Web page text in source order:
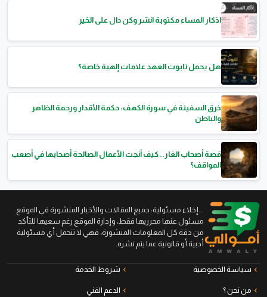
اذكار المساء مكتوبة انشر وكن دال على الخير
هل يحمل تابوت العهد علامات إلهية خاصة؟
خرق السفينة في سورة الكهف: حكمة الأقدار ورحمة الظاهر
والباطن
قصة أصحاب الغار.. كيف أنجت الأعمال الصالحة أصحابها في أصعب
المواقف؟
...إخلاء مسئولية: جميع المقالات والأخبار المنشورة في الموقع
مسئول عنها محرريها فقط، وإدارة الموقع رغم سعيها للتأكد
من دقة كل المعلومات المنشورة، فهي لا تتحمل أي مسئولية
أدبية أو قانونية عما يتم نشره.
سياسة الخصوصية شروط الخدمة
من نحن ؟ الدعم الفني